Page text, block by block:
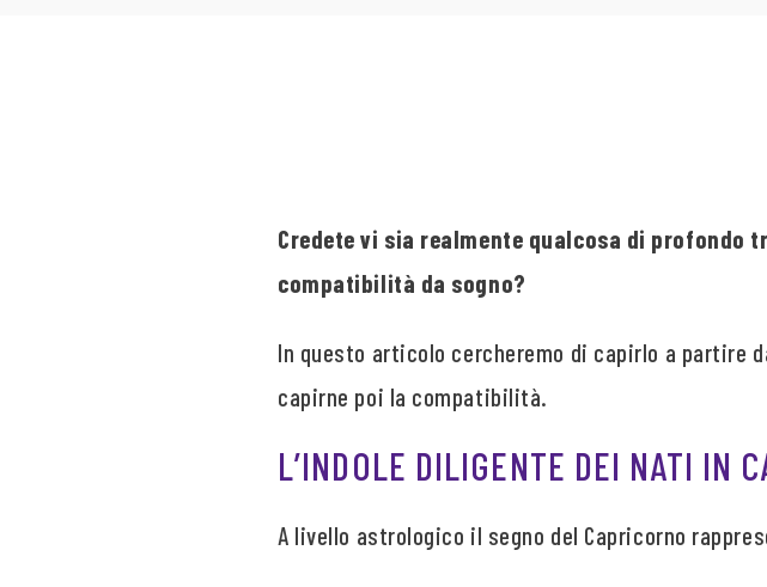
Credete vi sia realmente qualcosa di profondo
compatibilità da sogno?
In questo articolo cercheremo di capirlo a partire
capirne poi la compatibilità.
L’INDOLE DILIGENTE DEI NATI IN
A livello astrologico il segno del Capricorno